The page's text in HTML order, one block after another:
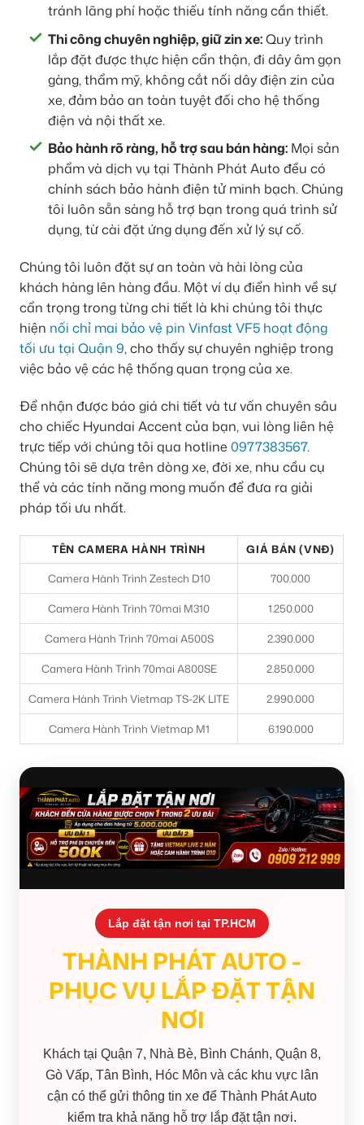
tránh lãng phí hoặc thiếu tính năng cần thiết.
Thi công chuyên nghiệp, giữ zin xe:Quy trình
lắp đặt được thực hiện cẩn thận, đi dây âm gọn
gàng, thẩm mỹ, không cắt nối dây điện zin của
xe, đảm bảo an toàn tuyệt đối cho hệ thống
điện và nội thất xe.
Bảo hành rõ ràng, hỗ trợ sau bán hàng: Mọi sản
phẩm và dịch vụ tại Thành Phát Auto đều có
chính sách bảo hành điện tử minh bạch. Chúng
tôi luôn sẵn sàng hỗ trợ bạn trong quá trình sử
dụng, từ cài đặt ứng dụng đến xử lý sự cố.
Chúng tôi luôn đặt sự an toàn và hài lòng của
khách hàng lên hàng đầu. Một ví dụ điển hình về sự
cẩn trọng trong từng chi tiết là khi chúng tôi thực
hiện nối chỉ mai bảo vệ pin Vinfast VF5 hoạt động
tối ưu tại Quận 9, cho thấy sự chuyên nghiệp trong
việc bảo vệ các hệ thống quan trọng của xe.
Để nhận được báo giá chi tiết và tư vấn chuyên sâu
cho chiếc Hyundai Accent của bạn, vui lòng liên hệ
trực tiếp với chúng tôi qua hotline 0977383567.
Chúng tôi sẽ dựa trên dòng xe, đời xe, nhu cầu cụ
thể và các tính năng mong muốn để đưa ra giải
pháp tối ưu nhất.
TÊN CAMERA HÀNH TRÌNH
GIÁ BÁN (VNĐ)
Camera Hành Trình Zestech D10
700.000
Camera Hành Trình 70mai M310 1.250.000
Camera Hành Trình 70mai A500S 2.390.000
Camera Hành Trình 70mai A800SE 2.850.000
Camera Hành Trình Vietmap TS-2K LITE 2.990.000
Camera Hành Trình Vietmap M1 6.190.000
Lắp đặt tận nơi tại TP.HCM
THÀNH PHÁT AUTO -
PHỤC VỤ LẮP ĐẶT TẬN
NƠI
Khách tại Quận 7, Nhà Bè, Bình Chánh, Quận 8,
Gò Vấp, Tân Bình, Hóc Môn và các khu vực lân
cận có thể gửi thông tin xe để Thành Phát Auto
kiểm tra khả năng hỗ trợ lắp đặt tận nơi.